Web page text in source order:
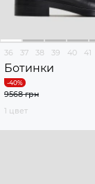
36 37 38 39 40 41
Ботинки
9568 грн
1 цвет